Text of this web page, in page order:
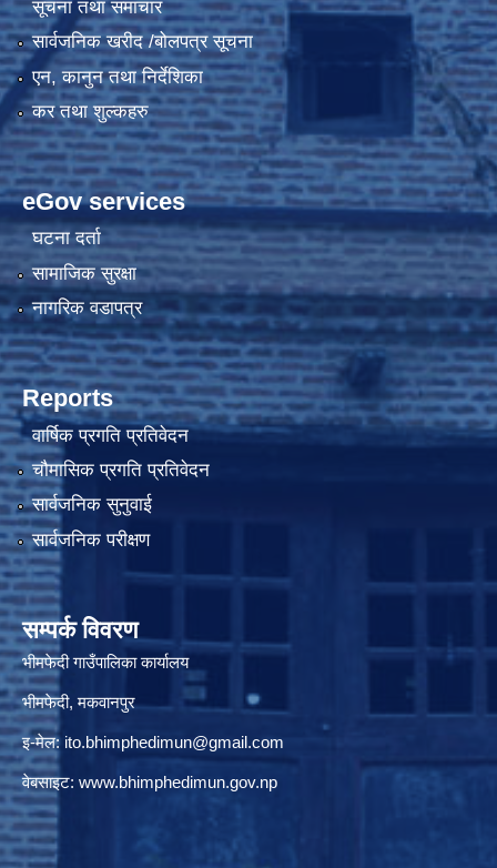
सूचना तथा समाचार
सार्वजनिक खरीद /बोलपत्र सूचना
एन, कानुन तथा निर्देशिका
कर तथा शुल्कहरु
eGov services
घटना दर्ता
सामाजिक सुरक्षा
नागरिक वडापत्र
Reports
वार्षिक प्रगति प्रतिवेदन
चौमासिक प्रगति प्रतिवेदन
सार्वजनिक सुनुवाई
सार्वजनिक परीक्षण
सम्पर्क विवरण
भीमफेदी गाउँपालिका कार्यालय
भीमफेदी, मकवानपुर
इ-मेल: ito.bhimphedimun@gmail.com
वेबसाइट: www.bhimphedimun.gov.np